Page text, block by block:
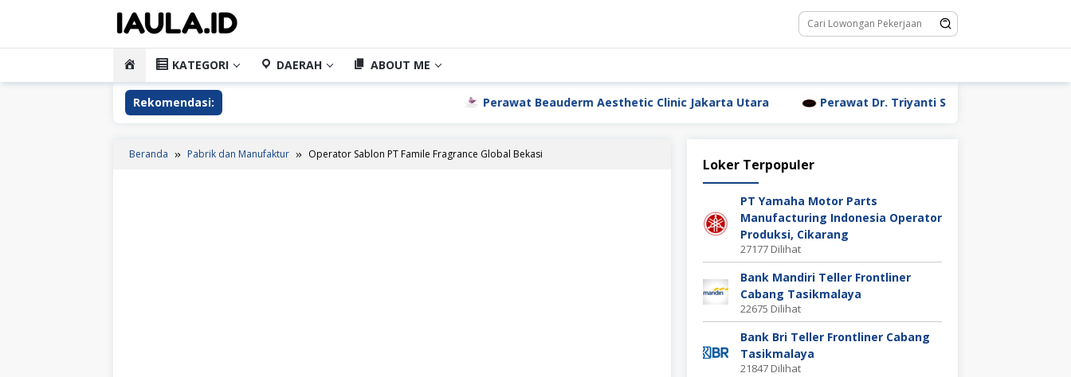
HOME KATEGORI DAERAH ABOUT ME
Rekomendasi: Perawat Beauderm Aesthetic Clinic Jakarta Utara Perawat Dr. Triyanti Sundari Jakarta Utara
Beranda Pabrik dan Manufaktur Operator Sablon PT Famile Fragrance Global Bekasi
Loker Terpopuler
PT Yamaha Motor Parts
Manufacturing Indonesia Operator
Produksi, Cikarang
27177 Dilihat
Bank Mandiri Teller Frontliner
Cabang Tasikmalaya
22675 Dilihat
Bank Bri Teller Frontliner Cabang
Tasikmalaya
21847 Dilihat